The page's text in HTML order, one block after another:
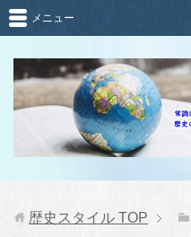
メニュー
歴史スタイル TOP